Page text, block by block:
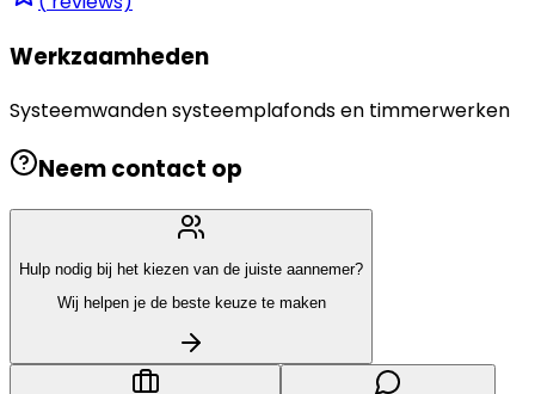
Werkzaamheden
Systeemwanden systeemplafonds en timmerwerken
Neem contact op
Hulp nodig bij het kiezen van de juiste aannemer?
Wij helpen je de beste keuze te maken